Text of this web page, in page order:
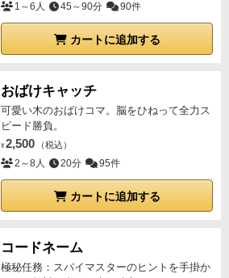
1～6人 45～90分 90件
カートに追加する
おばけキャッチ
可愛い木のおばけコマ。脳をひねって全力ス
ピード勝負。
¥ 2,500 （税込）
2～8人 20分 95件
カートに追加する
コードネーム
極秘任務：スパイマスターのヒントを手掛か